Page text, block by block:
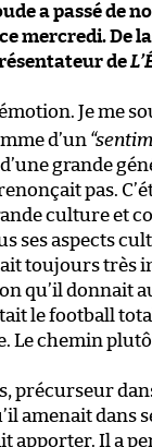
a passé de
mercredi. De
de
Je me
d’un
grande
pas.
culture et
ses aspects
toujours très
qu’il donnait
le football
chemin
précurseur
amenait dans
apporter. Il a